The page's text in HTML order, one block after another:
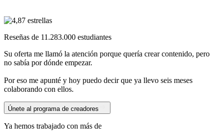
Reseñas de 11.283.000 estudiantes
Su oferta me llamó la atención porque quería crear contenido, pero
no sabía por dónde empezar.
Por eso me apunté y hoy puedo decir que ya llevo seis meses
colaborando con ellos.
Únete al programa de creadores
Ya hemos trabajado con más de